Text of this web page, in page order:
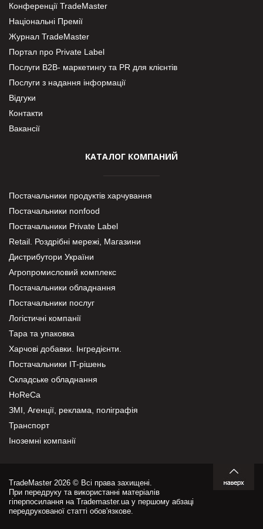
Конференції TradeMaster
Національні Премії
Журнал TradeMaster
Портал про Private Label
Послуги В2В- маркетингу та PR для клієнтів
Послуги з надання інформації
Відгуки
Контакти
Вакансії
КАТАЛОГ КОМПАНИЙ
Постачальники продуктів харчування
Постачальники nonfood
Постачальники Private Label
Retail. Роздрібні мережі, Магазини
Дистрибутори України
Агропромисловий комплекс
Постачальники обладнання
Постачальники послуг
Логістичні компанії
Тара та упаковка
Харчові добавки. Інгредієнти.
Постачальники IT-рішень
Складське обладнання
HoReCa
ЗМІ, Агенції, реклама, поліграфія
Транспорт
Іноземні компанії
TradeMaster 2026 © Всі права захищені.
При передруку та використанні матеріалів
гіперпосилання на Trademaster.ua у першому абзаці
передрукованої статті обов'язкове.